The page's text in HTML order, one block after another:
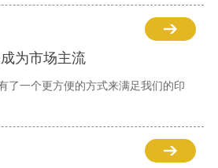
为市场主流
了一个更方便的方式来满足我们的印